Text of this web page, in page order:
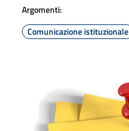
Argomenti:
Comunicazione istituzionale